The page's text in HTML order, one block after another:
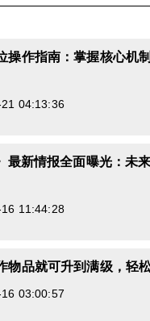
操作指南：掌握核心机
04:13:36
最新情报全面曝光：未
11:44:28
物品就可升到满级，轻
03:00:57